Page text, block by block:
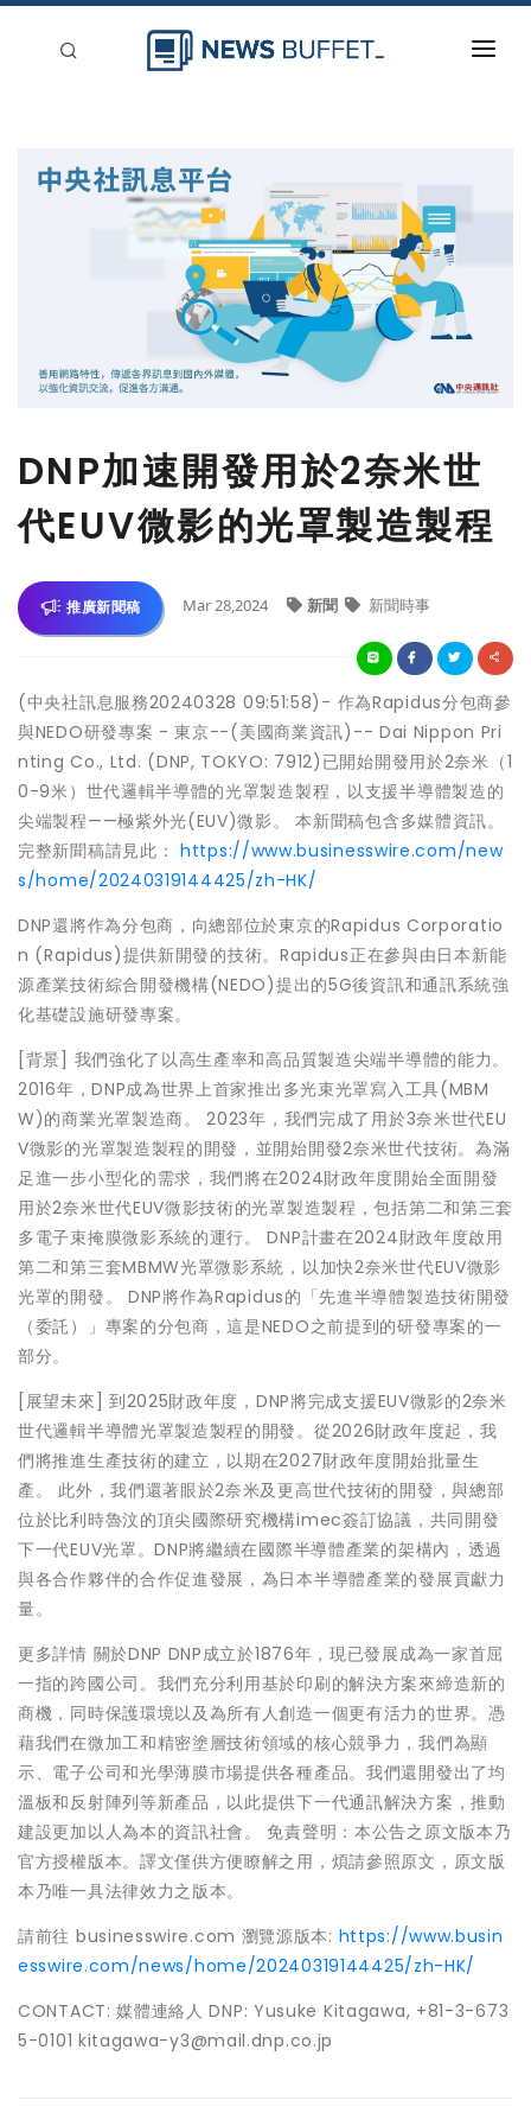
DNP加速開發用於2奈米世
代EUV微影的光罩製造製程
推廣新聞稿 Mar 28,2024 新聞 新聞時事
(中央社訊息服務20240328 09:51:58)- 作為Rapidus分包商參
與NEDO研發專案 - 東京--(美國商業資訊)-- Dai Nippon Pri
nting Co., Ltd. (DNP, TOKYO: 7912)已開始開發用於2奈米（1
0-9米）世代邏輯半導體的光罩製造製程，以支援半導體製造的
尖端製程——極紫外光(EUV)微影。 本新聞稿包含多媒體資訊。
完整新聞稿請見此： https://www.businesswire.com/new
s/home/20240319144425/zh-HK/
DNP還將作為分包商，向總部位於東京的Rapidus Corporatio
n (Rapidus)提供新開發的技術。Rapidus正在參與由日本新能
源產業技術綜合開發機構(NEDO)提出的5G後資訊和通訊系統強
化基礎設施研發專案。
[背景] 我們強化了以高生產率和高品質製造尖端半導體的能力。
2016年，DNP成為世界上首家推出多光束光罩寫入工具(MBM
W)的商業光罩製造商。 2023年，我們完成了用於3奈米世代EU
V微影的光罩製造製程的開發，並開始開發2奈米世代技術。為滿
足進一步小型化的需求，我們將在2024財政年度開始全面開發
用於2奈米世代EUV微影技術的光罩製造製程，包括第二和第三套
多電子束掩膜微影系統的運行。 DNP計畫在2024財政年度啟用
第二和第三套MBMW光罩微影系統，以加快2奈米世代EUV微影
光罩的開發。 DNP將作為Rapidus的「先進半導體製造技術開發
（委託）」專案的分包商，這是NEDO之前提到的研發專案的一
部分。
[展望未來] 到2025財政年度，DNP將完成支援EUV微影的2奈米
世代邏輯半導體光罩製造製程的開發。從2026財政年度起，我
們將推進生產技術的建立，以期在2027財政年度開始批量生
產。 此外，我們還著眼於2奈米及更高世代技術的開發，與總部
位於比利時魯汶的頂尖國際研究機構imec簽訂協議，共同開發
下一代EUV光罩。DNP將繼續在國際半導體產業的架構內，透過
與各合作夥伴的合作促進發展，為日本半導體產業的發展貢獻力
量。
更多詳情 關於DNP DNP成立於1876年，現已發展成為一家首屈
一指的跨國公司。我們充分利用基於印刷的解決方案來締造新的
商機，同時保護環境以及為所有人創造一個更有活力的世界。憑
藉我們在微加工和精密塗層技術領域的核心競爭力，我們為顯
示、電子公司和光學薄膜市場提供各種產品。我們還開發出了均
溫板和反射陣列等新產品，以此提供下一代通訊解決方案，推動
建設更加以人為本的資訊社會。 免責聲明：本公告之原文版本乃
官方授權版本。譯文僅供方便瞭解之用，煩請參照原文，原文版
本乃唯一具法律效力之版本。
請前往 businesswire.com 瀏覽源版本: https://www.busin
esswire.com/news/home/20240319144425/zh-HK/
CONTACT: 媒體連絡人 DNP: Yusuke Kitagawa, +81-3-673
5-0101 kitagawa-y3@mail.dnp.co.jp